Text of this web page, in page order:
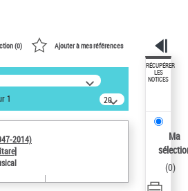
les
:
2014)
(0) Ajouter à mes références
1
20
résultats/page
2014)
RÉCUPÉRER
LES
NOTICES
Ma
(0)